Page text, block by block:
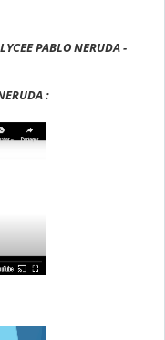
PABLO NERUDA -
: